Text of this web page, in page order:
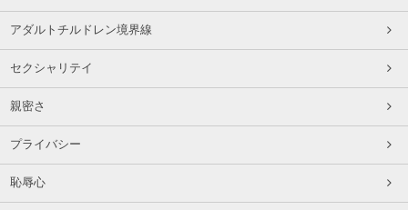
アダルトチルドレン境界線
セクシャリテイ
親密さ
プライバシー
恥辱心